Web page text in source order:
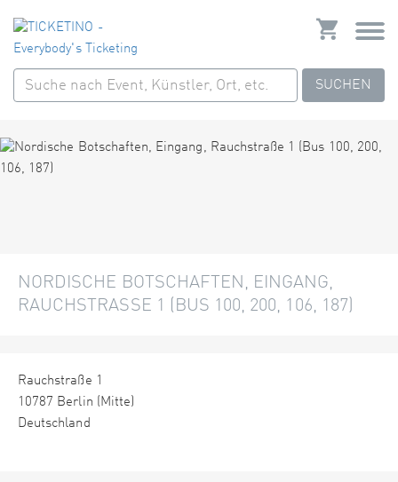
SUCHEN
NORDISCHE BOTSCHAFTEN, EINGANG,
RAUCHSTRASSE 1 (BUS 100, 200, 106, 187)
Rauchstraße 1
10787 Berlin (Mitte)
Deutschland